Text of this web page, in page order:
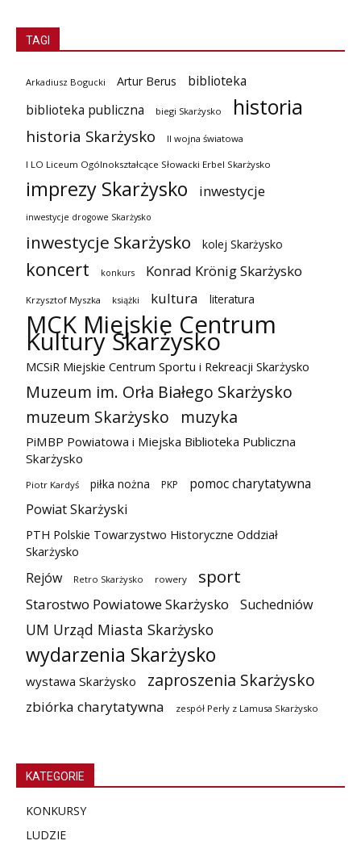
TAGI
Arkadiusz Bogucki Artur Berus
biblioteka
biblioteka publiczna
biegi Skarżysko historia
historia Skarżysko II wojna światowa
I LO Liceum Ogólnokształcące Słowacki Erbel Skarżysko
imprezy Skarżysko inwestycje
inwestycje drogowe Skarżysko
inwestycje Skarżysko kolej Skarżysko
koncert konkurs Konrad Krönig Skarżysko
Krzysztof Myszka książki kultura literatura
MCK Miejskie Centrum
Kultury Skarżysko
MCSiR Miejskie Centrum Sportu i Rekreacji Skarżysko
Muzeum im. Orła Białego Skarżysko
muzeum Skarżysko
muzyka
PiMBP Powiatowa i Miejska Biblioteka Publiczna
Skarżysko
Piotr Kardyś piłka nożna PKP
pomoc charytatywna
Powiat Skarżyski
PTH Polskie Towarzystwo Historyczne Oddział
Skarżysko
Rejów Retro Skarżysko rowery sport
Starostwo Powiatowe Skarżysko Suchedniów
UM Urząd Miasta Skarżysko
wydarzenia Skarżysko
wystawa Skarżysko zaproszenia Skarżysko
zbiórka charytatywna zespół Perły z Lamusa Skarżysko
KATEGORIE
KONKURSY
LUDZIE